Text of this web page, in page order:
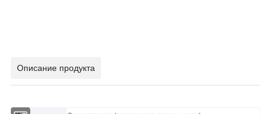
Описание продукта